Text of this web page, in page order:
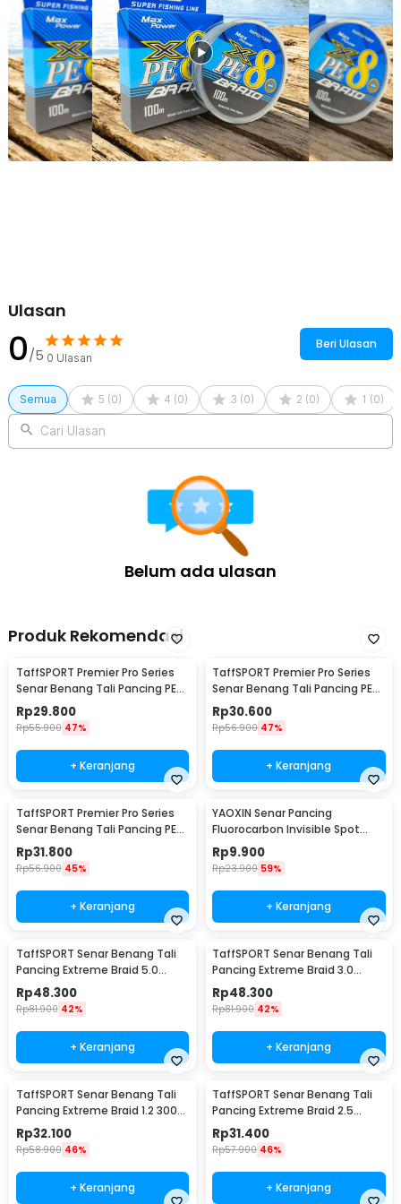
mancing.
Kelengkapan Produk
Rincian yang Anda dapatkan untuk pembelian produk ini:
1 x TaffSPORT Senar Pancing PE 8 Braided Strand Fishing Line
100M - X8
Ulasan
0/5 0 Ulasan
Beri Ulasan
Semua 5 (0) 4 (0) 3 (0) 2 (0) 1 (0)
Cari Ulasan
Belum ada ulasan
Produk Rekomendasi
TaffSPORT Premier Pro Series
Senar Benang Tali Pancing PE
Braided 300M 0.33mm
Rp29.800
Rp55.900 47%
+ Keranjang
TaffSPORT Premier Pro Series
Senar Benang Tali Pancing PE
Braided 300M 0.23mm
Rp30.600
Rp56.900 47%
+ Keranjang
TaffSPORT Premier Pro Series
Senar Benang Tali Pancing PE
Braided 300M 0.14mm
Rp31.800
Rp56.900 45%
+ Keranjang
YAOXIN Senar Pancing
Fluorocarbon Invisible Spot
Fishing Line 100M 4.0 - OY0068
Rp9.900
Rp23.900 59%
+ Keranjang
TaffSPORT Senar Benang Tali
Pancing Extreme Braid 5.0
500M - FM-PEL
Rp48.300
Rp81.900 42%
+ Keranjang
TaffSPORT Senar Benang Tali
Pancing Extreme Braid 3.0
500M - FM-PEL
Rp48.300
Rp81.900 42%
+ Keranjang
TaffSPORT Senar Benang Tali
Pancing Extreme Braid 1.2 300M
- FM-PEL
Rp32.100
Rp58.900 46%
+ Keranjang
TaffSPORT Senar Benang Tali
Pancing Extreme Braid 2.5
300M - FM-PEL
Rp31.400
Rp57.900 46%
+ Keranjang